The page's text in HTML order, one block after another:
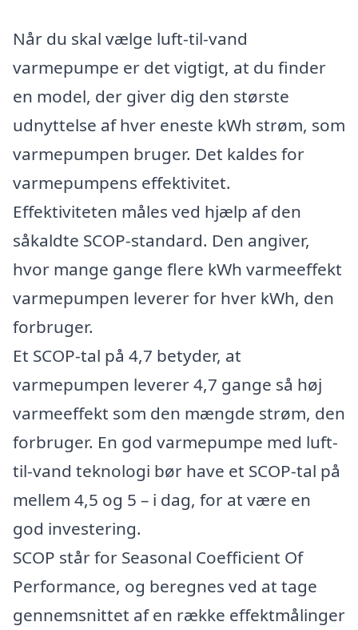
Når du skal vælge luft-til-vand
varmepumpe er det vigtigt, at du finder
en model, der giver dig den største
udnyttelse af hver eneste kWh strøm, som
varmepumpen bruger. Det kaldes for
varmepumpens effektivitet.
Effektiviteten måles ved hjælp af den
såkaldte SCOP-standard. Den angiver,
hvor mange gange flere kWh varmeeffekt
varmepumpen leverer for hver kWh, den
forbruger.
Et SCOP-tal på 4,7 betyder, at
varmepumpen leverer 4,7 gange så høj
varmeeffekt som den mængde strøm, den
forbruger. En god varmepumpe med luft-
til-vand teknologi bør have et SCOP-tal på
mellem 4,5 og 5 – i dag, for at være en
god investering.
SCOP står for Seasonal Coefficient Of
Performance, og beregnes ved at tage
gennemsnittet af en række effektmålinger